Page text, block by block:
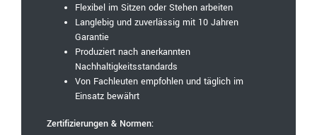
Flexibel im Sitzen oder Stehen arbeiten
Langlebig und zuverlässig mit 10 Jahren
Garantie
Produziert nach anerkannten
Nachhaltigkeitsstandards
Von Fachleuten empfohlen und täglich im
Einsatz bewährt
Zertifizierungen & Normen: